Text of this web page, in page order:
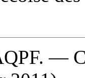
. —